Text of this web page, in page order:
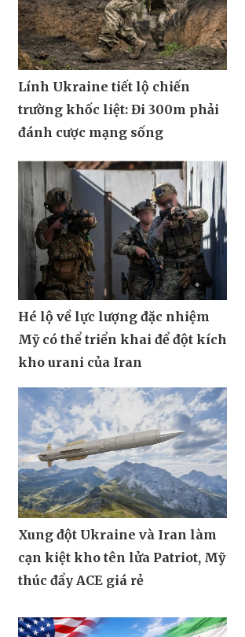
Lính Ukraine tiết lộ chiến
trường khốc liệt: Đi 300m phải
đánh cược mạng sống
Hé lộ về lực lượng đặc nhiệm
Mỹ có thể triển khai để đột kích
kho urani của Iran
Xung đột Ukraine và Iran làm
cạn kiệt kho tên lửa Patriot, Mỹ
thúc đẩy ACE giá rẻ